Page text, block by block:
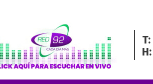
T:
H: